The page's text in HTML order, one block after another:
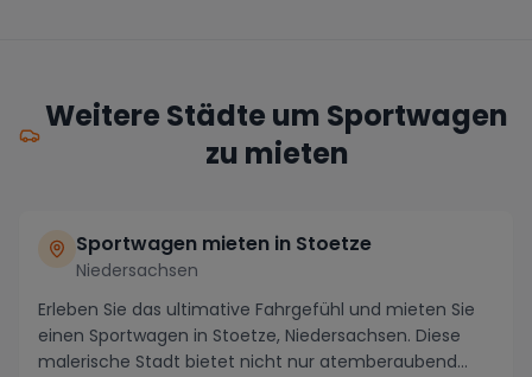
Weitere Städte um Sportwagen
zu mieten
Sportwagen mieten in Stoetze
Niedersachsen
Erleben Sie das ultimative Fahrgefühl und mieten Sie
einen Sportwagen in Stoetze, Niedersachsen. Diese
malerische Stadt bietet nicht nur atemberaubend...